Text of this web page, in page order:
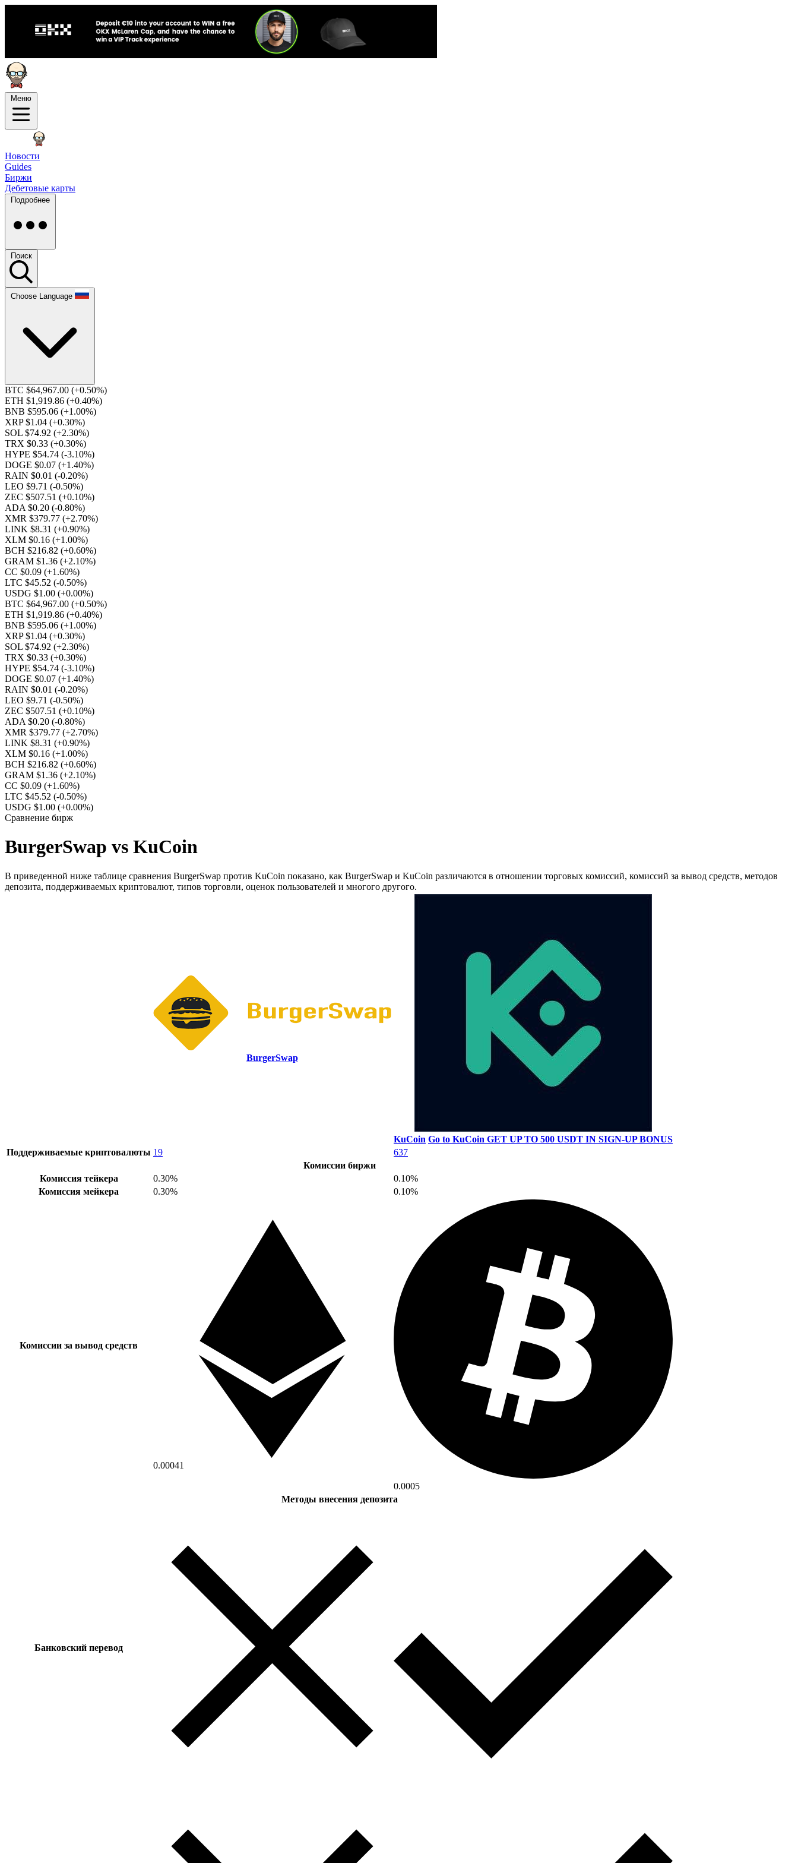
Меню
Новости
Guides
Биржи
Дебетовые карты
Подробнее
Поиск
Choose Language
BTC $64,967.00 (+0.50%)
ETH $1,919.86 (+0.40%)
BNB $595.06 (+1.00%)
XRP $1.04 (+0.30%)
SOL $74.92 (+2.30%)
TRX $0.33 (+0.30%)
HYPE $54.74 (-3.10%)
DOGE $0.07 (+1.40%)
RAIN $0.01 (-0.20%)
LEO $9.71 (-0.50%)
ZEC $507.51 (+0.10%)
ADA $0.20 (-0.80%)
XMR $379.77 (+2.70%)
LINK $8.31 (+0.90%)
XLM $0.16 (+1.00%)
BCH $216.82 (+0.60%)
GRAM $1.36 (+2.10%)
CC $0.09 (+1.60%)
LTC $45.52 (-0.50%)
USDG $1.00 (+0.00%)
BTC $64,967.00 (+0.50%)
ETH $1,919.86 (+0.40%)
BNB $595.06 (+1.00%)
XRP $1.04 (+0.30%)
SOL $74.92 (+2.30%)
TRX $0.33 (+0.30%)
HYPE $54.74 (-3.10%)
DOGE $0.07 (+1.40%)
RAIN $0.01 (-0.20%)
LEO $9.71 (-0.50%)
ZEC $507.51 (+0.10%)
ADA $0.20 (-0.80%)
XMR $379.77 (+2.70%)
LINK $8.31 (+0.90%)
XLM $0.16 (+1.00%)
BCH $216.82 (+0.60%)
GRAM $1.36 (+2.10%)
CC $0.09 (+1.60%)
LTC $45.52 (-0.50%)
USDG $1.00 (+0.00%)
Сравнение бирж
BurgerSwap vs KuCoin
В приведенной ниже таблице сравнения BurgerSwap против KuCoin показано, как BurgerSwap и KuCoin различаются в отношении торговых комиссий, комиссий за вывод средств, методов
депозита, поддерживаемых криптовалют, типов торговли, оценок пользователей и многого другого.
BurgerSwap
KuCoin Go to KuCoin GET UP TO 500 USDT IN SIGN-UP BONUS
Поддерживаемые криптовалюты 19
637
Комиссии биржи
Комиссия тейкера
0.30%
0.10%
Комиссия мейкера
0.30% 0.10%
Комиссии за вывод средств
0.00041
0.0005
Методы внесения депозита
Банковский перевод